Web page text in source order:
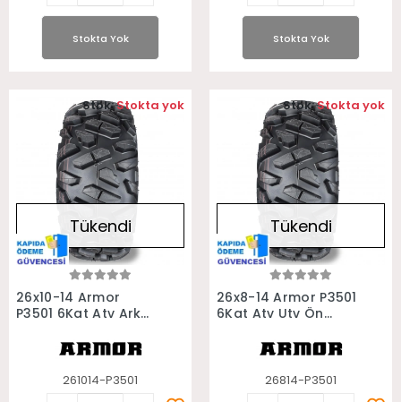
Stokta Yok Stokta Yok
Stokta Yok
Tükendi
26x10-14 Armor
P3501 6Kat Atv Arka
261014-P3501
Stok:Stokta yok
Stokta Yok
Tükendi
26x8-14 Armor P3501
6Kat Atv Utv Ön
26814-P3501
Stok:Stokta yok